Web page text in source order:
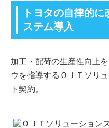
トヨタの自律的
ステム導入
加工・配荷の生産性向上
ウを指導するＯＪＴソリ
ト契約。